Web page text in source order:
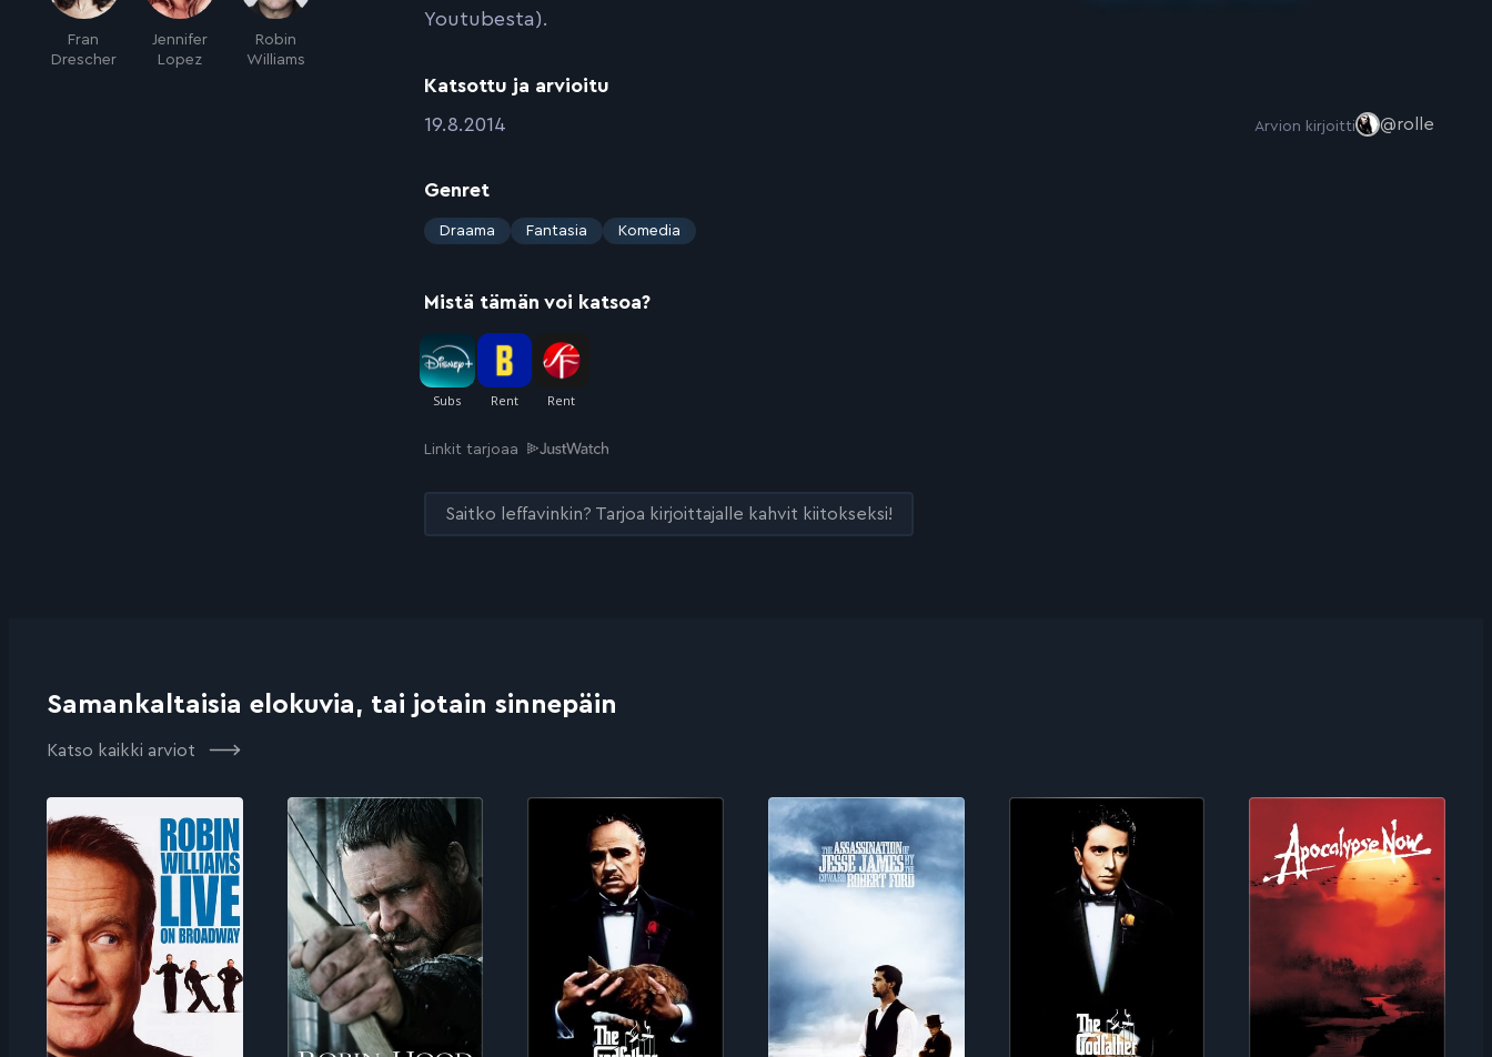
Fran
Drescher
Jennifer
Lopez
Robin
Williams
Youtubesta).
Katsottu ja arvioitu
:19.8.2014 Arvion kirjoitti @rolle
Genret
:
Draama Fantasia Komedia
Mistä tämän voi katsoa?
Linkit tarjoaa
Saitko leffavinkin? Tarjoa kirjoittajalle kahvit kiitokseksi!
Samankaltaisia elokuvia, tai jotain sinnepäin
Katso kaikki arviot